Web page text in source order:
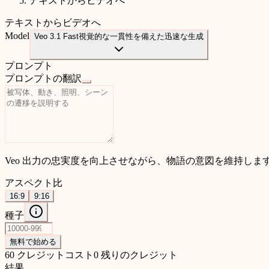
テキストからビデオへ
Model Veo 3.1 Fast視覚的な一貫性を備えた迅速な生成
プロンプト
プロンプトの翻訳
Veo 出力の忠実度を向上させながら、物語の意図を維持しま
アスペクト比
16:9 9:16
種子
無料で始める
60 クレジットコスト 0 残りのクレジット